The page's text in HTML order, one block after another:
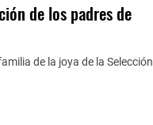
de los padres de
de la joya de la Selección